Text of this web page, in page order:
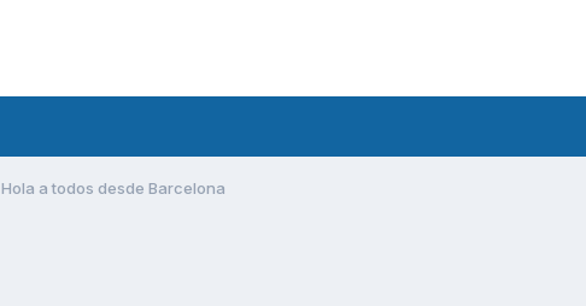
Hola a todos desde Barcelona